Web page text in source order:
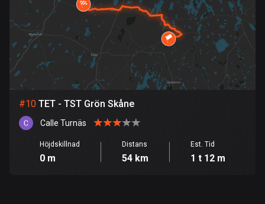
Grenada
22 rutter
Grönland
Guadeloupe
Guam
#10 TET - TST Grön Skåne
Calle Turnäs
Höjdskillnad
0 m
Distans
54 km
Est. Tid
1 t 12 m